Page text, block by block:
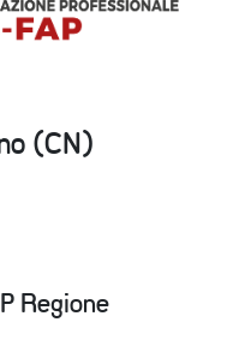
(CN)
Regione